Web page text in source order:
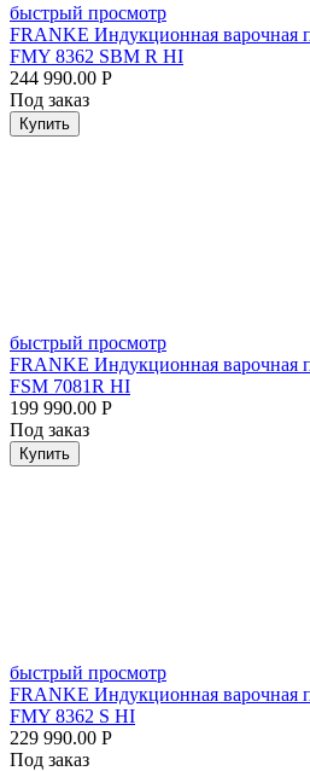
быстрый просмотр
FRANKE Индукционная варочная
FMY 8362 SBM R HI
244 990.00 Р
Под заказ
Купить
быстрый просмотр
FRANKE Индукционная варочная
FSM 7081R HI
199 990.00 Р
Под заказ
Купить
быстрый просмотр
FRANKE Индукционная варочная
FMY 8362 S HI
229 990.00 Р
Под заказ